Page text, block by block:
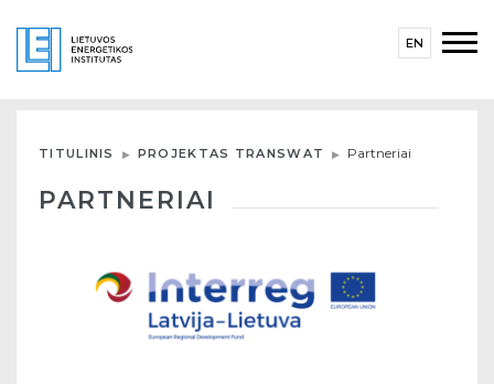
EN
TITULINIS PROJEKTAS TRANSWAT Partneriai
PARTNERIAI